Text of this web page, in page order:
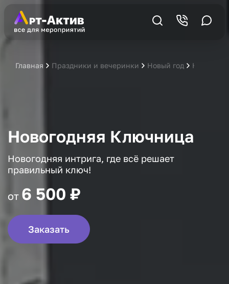
Главная Праздники и вечеринки Новый год
Новогодняя Ключница
Новогодняя интрига, где всё решает
правильный ключ!
от 6 500 ₽
Заказать